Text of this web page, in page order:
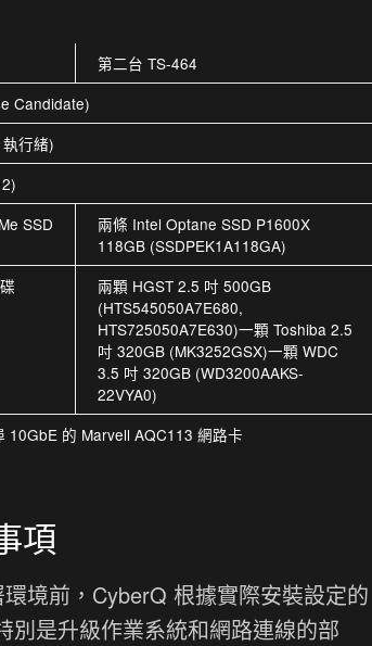
第二台 TS-464
Candidate)
行緒)
SSD
兩條 Intel Optane SSD P1600X
118GB (SSDPEK1A118GA)
兩顆 HGST 2.5 吋 500GB
(HTS545050A7E680,
HTS725050A7E630)一顆 Toshiba 2.5
吋 320GB (MK3252GSX)一顆 WDC
3.5 吋 320GB (WD3200AAKS-
22VYA0)
10GbE 的 Marvell AQC113 網路卡
項
境前，CyberQ 根據實際安裝設定的
別是升級作業系統和網路連線的部